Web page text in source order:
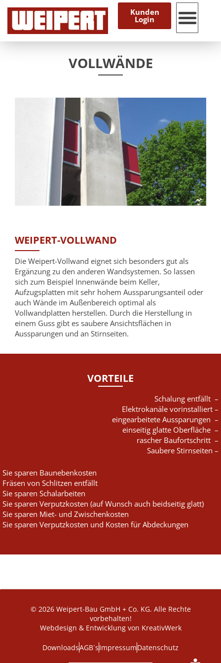
Kunden
Login
VOLLWÄNDE
WEIPERT-VOLLWAND
Die Weipert-Vollwand eignet sich besonders gut als
Ergänzung zu den anderen Wandsystemen. So lassen
sich zum Beispiel Innenwände beim Keller,
Aufzugsplatten mit sehr hohem Aussparungsanteil oder
auch Wände im Außenbereich optimal als
Vollwandplatten herstellen. Durch die Herstellung in
einem Guss gibt es saubere Ansichtsflächen in
Aussparungen und an Stirnseiten.
VORTEILE
Schalung entfällt –
Elektrokanäle vorinstalliert –
eingearbeitete Aussparungen –
einseitig glatte Oberfläche –
rascher Baufortschritt –
Saubere Stirnseiten –
Sie sparen Baunebenkosten
Fräsen von Schlitzen entfällt
Sie sparen Schalarbeiten
Sie sparen Verputzkosten (auf Wunsch auch beidseitig glatt)
Sie sparen Miet- und Zwischenkosten
Sie sparen Verputzkosten und Kosten für Abdeckungen
© 2026 Weipert-Bau GmbH + Co. KG. Alle Rechte
vorbehalten!
Webdesign & Entwicklung von KreativWerk
DownloadsAGB´sImpressumDatenschutz